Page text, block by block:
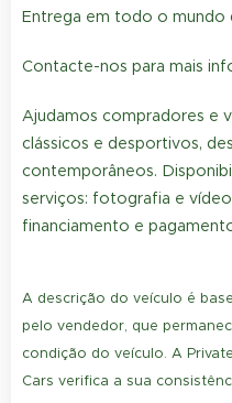
Entrega em todo o mundo
Contacte-nos para mais
Ajudamos compradores e
clássicos e desportivos,
contemporâneos.
serviços: fotografia e
financiamento e
A descrição do veículo é
pelo vendedor, que
condição do veículo. A
Cars verifica a sua